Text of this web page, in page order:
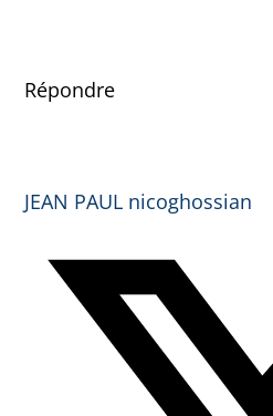
Répondre
JEAN PAUL nicoghossian